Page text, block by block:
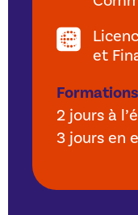
et
2 jours à
3 jours en